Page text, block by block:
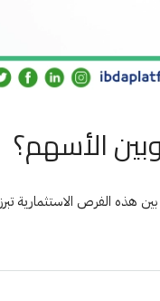
الأسهم؟
هذه الفرص الاستثمارية تبرز